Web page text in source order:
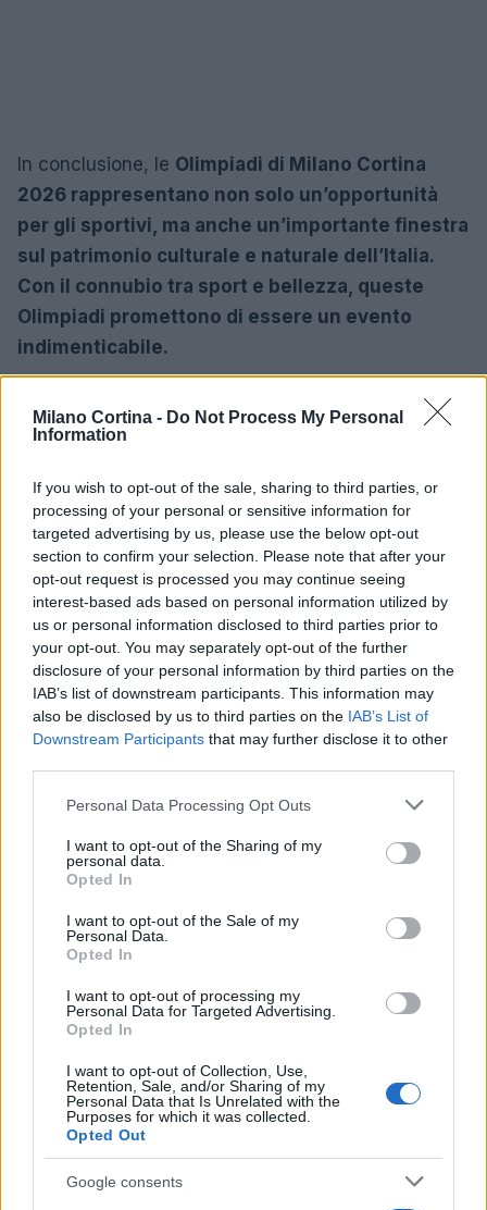
Milano Cortina - Do Not Process My Personal
Information
If you wish to opt-out of the sale, sharing to third parties, or
processing of your personal or sensitive information for
targeted advertising by us, please use the below opt-out
section to confirm your selection. Please note that after your
opt-out request is processed you may continue seeing
interest-based ads based on personal information utilized by
us or personal information disclosed to third parties prior to
your opt-out. You may separately opt-out of the further
disclosure of your personal information by third parties on the
IAB’s list of downstream participants. This information may
also be disclosed by us to third parties on the IAB’s List of
Downstream Participants that may further disclose it to other
Please note that this website/app uses one or more Google
not limited to your visit or usage behaviour. You may click to
grant or deny consent to Google and its third-party tags to
use your data for below specified purposes in below Google
consent section.
Personal Data Processing Opt Outs
I want to opt-out of the Sharing of my
personal data.
Opted In
I want to opt-out of the Sale of my
Personal Data.
Opted In
I want to opt-out of processing my
Personal Data for Targeted Advertising.
Opted In
I want to opt-out of Collection, Use,
Retention, Sale, and/or Sharing of my
Personal Data that Is Unrelated with the
Purposes for which it was collected.
Opted Out
Google consents
In conclusione, le Olimpiadi di Milano Cortina
2026 rappresentano non solo un’opportunità
per gli sportivi, ma anche un’importante finestra
sul patrimonio culturale e naturale dell’Italia.
Con il connubio tra sport e bellezza, queste
Olimpiadi promettono di essere un evento
indimenticabile.
AUTORE
Continua a leggere
NEWS